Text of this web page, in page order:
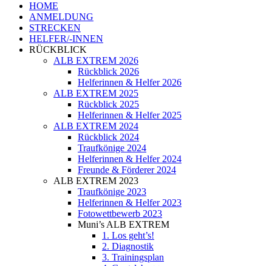
HOME
ANMELDUNG
STRECKEN
HELFER/-INNEN
RÜCKBLICK
ALB EXTREM 2026
Rückblick 2026
Helferinnen & Helfer 2026
ALB EXTREM 2025
Rückblick 2025
Helferinnen & Helfer 2025
ALB EXTREM 2024
Rückblick 2024
Traufkönige 2024
Helferinnen & Helfer 2024
Freunde & Förderer 2024
ALB EXTREM 2023
Traufkönige 2023
Helferinnen & Helfer 2023
Fotowettbewerb 2023
Muni’s ALB EXTREM
1. Los geht’s!
2. Diagnostik
3. Trainingsplan